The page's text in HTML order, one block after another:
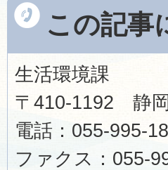
この記事
生活環境課
〒410-1192 静
電話：055-995-
ファクス：055-